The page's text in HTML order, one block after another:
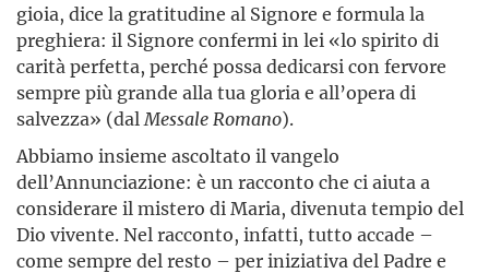
gioia, dice la gratitudine al Signore e formula la
preghiera: il Signore confermi in lei «lo spirito di
carità perfetta, perché possa dedicarsi con fervore
sempre più grande alla tua gloria e all’opera di
salvezza» (dal Messale Romano).
Abbiamo insieme ascoltato il vangelo
dell’Annunciazione: è un racconto che ci aiuta a
considerare il mistero di Maria, divenuta tempio del
Dio vivente. Nel racconto, infatti, tutto accade –
come sempre del resto – per iniziativa del Padre e